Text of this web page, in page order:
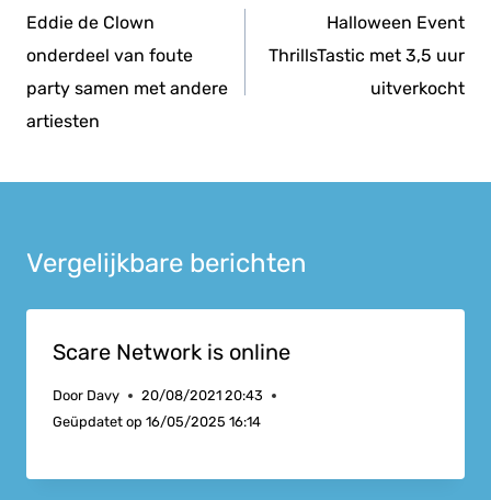
navigatie
Eddie de Clown
onderdeel van foute
party samen met andere
artiesten
Halloween Event
ThrillsTastic met 3,5 uur
uitverkocht
Vergelijkbare berichten
Scare Network is online
Door Davy
20/08/2021 20:43
Geüpdatet op 16/05/2025 16:14